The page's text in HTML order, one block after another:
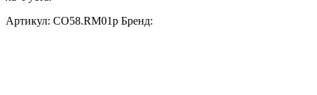
Артикул: CO58.RM01p Бренд: